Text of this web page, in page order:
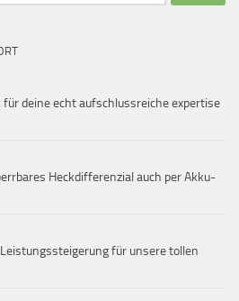
deine echt aufschlussreiche expertise
Heckdifferenzial auch per Akku-
für unsere tollen